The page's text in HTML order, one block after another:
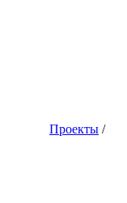
Проекты /